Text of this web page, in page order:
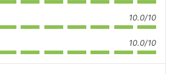
10.0/10
10.0/10